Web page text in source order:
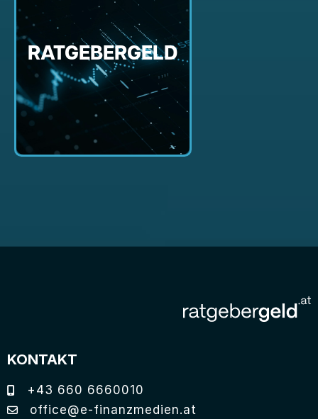
RATGEBERGELD
KONTAKT
+43 660 6660010
office@e-finanzmedien.at